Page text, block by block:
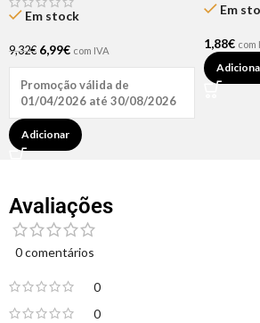
Em stock
9,32€ 6,99€ com IVA
Promoção válida de
01/04/2026 até 30/08/2026
Adicionar
Em
1,88€ com
Avaliações
0 comentários
0
0